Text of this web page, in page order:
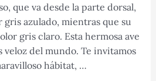
que va desde la parte dorsal,
azulado, mientras que su
gris claro. Esta hermosa ave
veloz del mundo. Te invitamos
hábitat, …